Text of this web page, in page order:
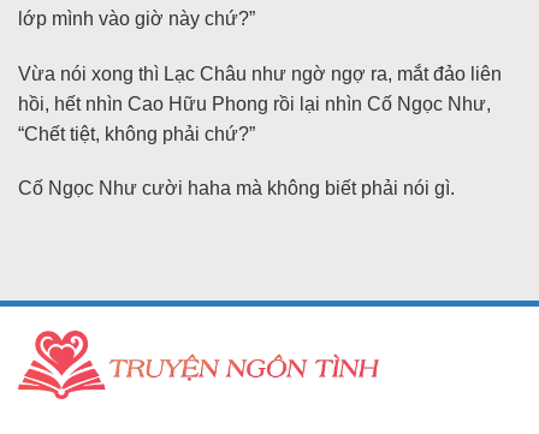
lớp mình vào giờ này chứ?”
Vừa nói xong thì Lạc Châu như ngờ ngợ ra, mắt đảo liên
hồi, hết nhìn Cao Hữu Phong rồi lại nhìn Cố Ngọc Như,
“Chết tiệt, không phải chứ?”
Cố Ngọc Như cười haha mà không biết phải nói gì.